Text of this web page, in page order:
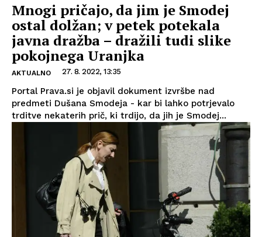
Mnogi pričajo, da jim je Smodej
ostal dolžan; v petek potekala
javna dražba – dražili tudi slike
pokojnega Uranjka
AKTUALNO 27. 8. 2022, 13:35
Portal Prava.si je objavil dokument izvršbe nad
predmeti Dušana Smodeja - kar bi lahko potrjevalo
trditve nekaterih prič, ki trdijo, da jih je Smodej...